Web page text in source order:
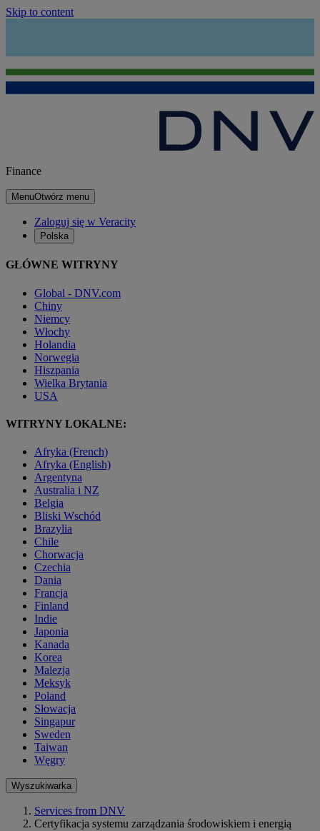
Skip to content
Finance
MenuOtwórz menu
Zaloguj się w Veracity
Polska
GŁÓWNE WITRYNY
Global - DNV.com
Chiny
Niemcy
Włochy
Holandia
Norwegia
Hiszpania
Wielka Brytania
USA
WITRYNY LOKALNE:
Afryka (French)
Afryka (English)
Argentyna
Australia i NZ
Belgia
Bliski Wschód
Brazylia
Chile
Chorwacja
Czechia
Dania
Francja
Finland
Indie
Japonia
Kanada
Korea
Malezja
Meksyk
Poland
Słowacja
Singapur
Sweden
Taiwan
Węgry
Wyszukiwarka
Services from DNV
Certyfikacja systemu zarządzania środowiskiem i energią